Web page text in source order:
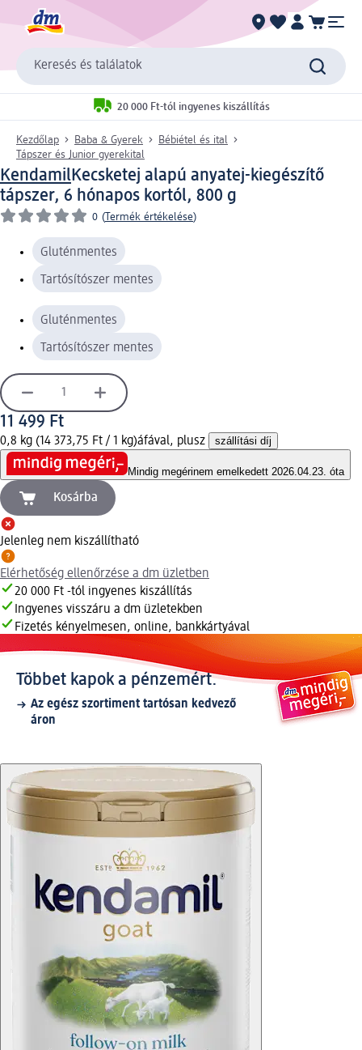
Keresés és találatok
20 000 Ft-tól ingyenes kiszállítás
Kezdőlap Baba & Gyerek
Bébiétel és ital
Tápszer és Junior gyerekital
KendamilKecsketej alapú anyatej-kiegészítő
tápszer, 6 hónapos kortól, 800 g
0 (Termék értékelése)
Gluténmentes
Tartósítószer mentes
Gluténmentes
Tartósítószer mentes
11 499 Ft
0,8 kg (14 373,75 Ft / 1 kg)áfával, plusz szállítási díj
Mindig megérinem emelkedett 2026.04.23. óta
Kosárba
Jelenleg nem kiszállítható
Elérhetőség ellenőrzése a dm üzletben
20 000 Ft -tól ingyenes kiszállítás
Ingyenes visszáru a dm üzletekben
Fizetés kényelmesen, online, bankkártyával
Többet kapok a pénzemért.
Az egész szortiment tartósan kedvező
áron